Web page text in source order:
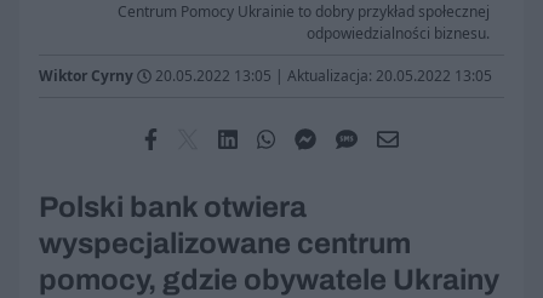
Centrum Pomocy Ukrainie to dobry przykład społecznej
odpowiedzialności biznesu.
Wiktor Cyrny 20.05.2022 13:05 | Aktualizacja: 20.05.2022 13:05
Polski bank otwiera
wyspecjalizowane centrum
pomocy, gdzie obywatele Ukrainy